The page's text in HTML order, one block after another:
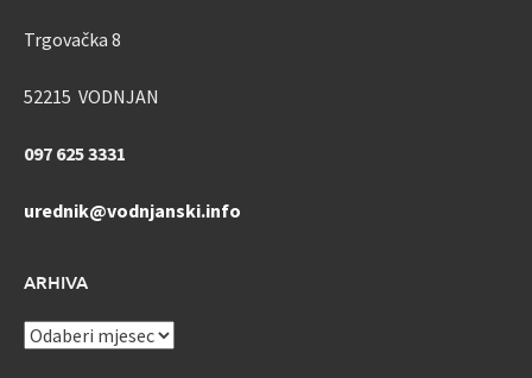
Trgovačka 8
52215 VODNJAN
097 625 3331
urednik@vodnjanski.info
ARHIVA
ARHIVA